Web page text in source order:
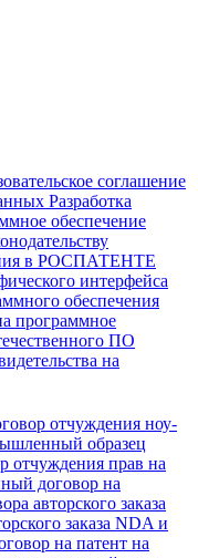
соглашение
Разработка
обеспечение
в РОСПАТЕНТЕ
интерфейса
обеспечения
программное
ПО
на
отчуждения ноу-
образец
отчуждения прав на
договор на
авторского заказа
заказа NDA и
на патент на